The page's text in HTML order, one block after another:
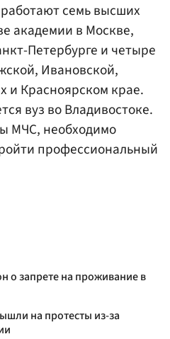
семь высших
академии в Москве,
Петербурге и четыре
Ивановской,
и Красноярском крае.
вуз во Владивостоке.
МЧС, необходимо
профессиональный
о запрете на проживание в
на протесты из-за